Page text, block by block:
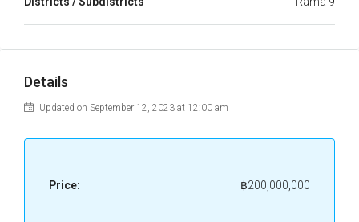
Details
Updated on September 12, 2023 at 12:00 am
Price: ฿200,000,000